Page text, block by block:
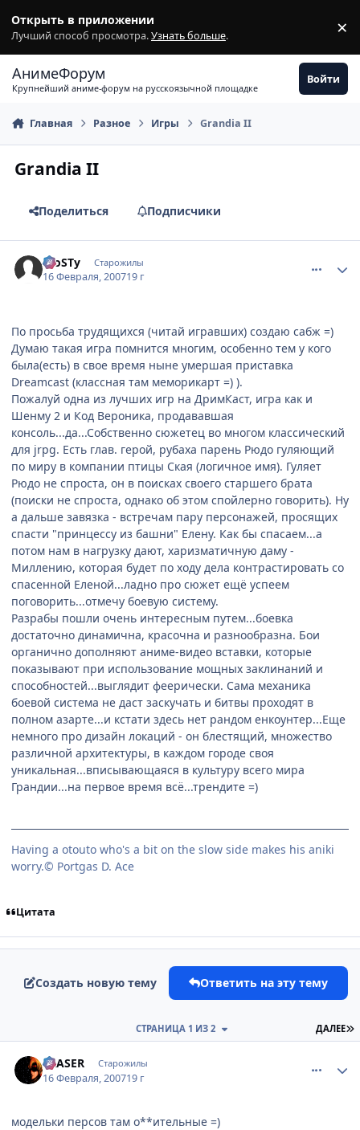
Открыть в приложении
Лучший способ просмотра.Узнать больше. ×
АнимеФорум
Крупнейший аниме-форум на русскоязычной площадке
Войти
Главная Разное Игры Grandia II
Grandia II
Поделиться Подписчики
FroSTу Старожилы
16 Февраля, 200719 г
По просьба трудящихся (читай игравших) создаю сабж =)
Думаю такая игра помнится многим, особенно тем у кого
была(есть) в свое время ныне умершая приставка
Dreamcast (классная там меморикарт =) ).
Пожалуй одна из лучших игр на ДримКаст, игра как и
Шенму 2 и Код Вероника, продававшая
консоль...да...Собственно сюжетец во многом классический
для jrpg. Есть глав. герой, рубаха парень Рюдо гуляющий
по миру в компании птицы Ская (логичное имя). Гуляет
Рюдо не спроста, он в поисках своего старшего брата
(поиски не спроста, однако об этом спойлерно говорить). Ну
а дальше завязка - встречам пару персонажей, просящих
спасти "принцессу из башни" Елену. Как бы спасаем...а
потом нам в нагрузку дают, харизматичную даму -
Миллению, которая будет по ходу дела контрастировать со
спасенной Еленой...ладно про сюжет ещё успеем
поговорить...отмечу боевую систему.
Разрабы пошли очень интересным путем...боевка
достаточно динамична, красочна и разнообразна. Бои
органично дополняют аниме-видео вставки, которые
показывают при использование мощных заклинаний и
способностей...выглядит феерически. Сама механика
боевой система не даст заскучать и битвы проходят в
полном азарте...и кстати здесь нет рандом енкоунтер...Еще
немного про дизайн локаций - он блестящий, множество
различной архитектуры, в каждом городе своя
уникальная...вписывающаяся в культуру всего мира
Грандии...на первое время всё...трендите =)
Having a otouto who's a bit on the slow side makes his aniki
worry.© Portgas D. Ace
Цитата
Создать новую тему Ответить на эту тему
ДАЛЕЕ
СТРАНИЦА 1 ИЗ 2
ERASER Старожилы
16 Февраля, 200719 г
модельки персов там о**ительные =)